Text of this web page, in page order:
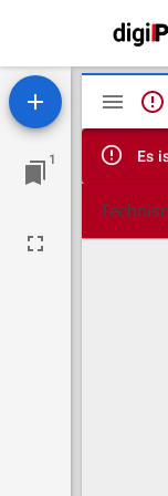
1 Es